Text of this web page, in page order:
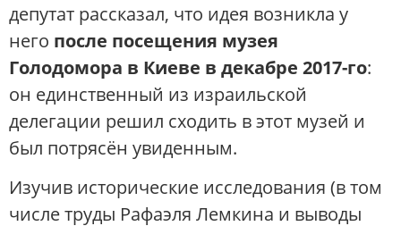
депутат рассказал, что идея возникла у
него после посещения музея
Голодомора в Киеве в декабре 2017-го:
он единственный из израильской
делегации решил сходить в этот музей и
был потрясён увиденным​.
Изучив исторические исследования (в том
числе труды Рафаэля Лемкина и выводы